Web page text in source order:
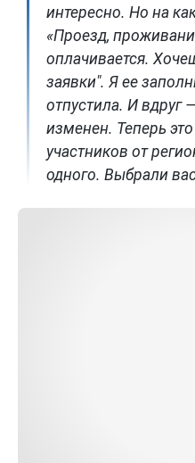
интересно. Но на
«Проезд,
оплачивается.
заявки". Я ее
отпустила. И вдруг
изменен. Теперь
участников от
одного. Выбрали